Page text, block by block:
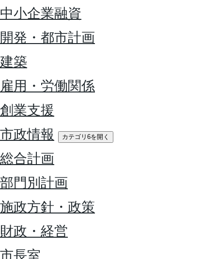
中小企業融資
開発・都市計画
建築
雇用・労働関係
創業支援
市政情報
カテゴリ6を開く
総合計画
部門別計画
施政方針・政策
財政・経営
市長室